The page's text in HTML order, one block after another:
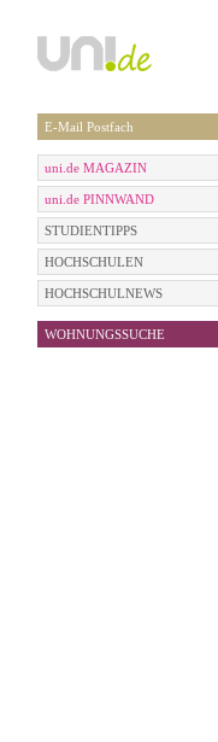
E-Mail Postfach
uni.de MAGAZIN
uni.de PINNWAND
STUDIENTIPPS
HOCHSCHULEN
HOCHSCHULNEWS
WOHNUNGSSUCHE